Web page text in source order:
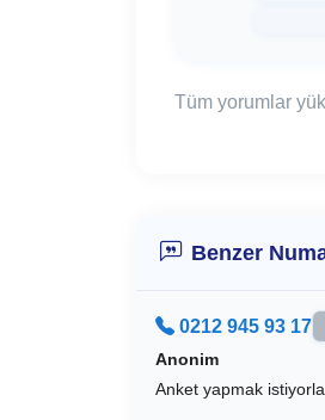
Tüm yorumlar
Benzer
0212 945 93 17
Anonim
Anket yapmak